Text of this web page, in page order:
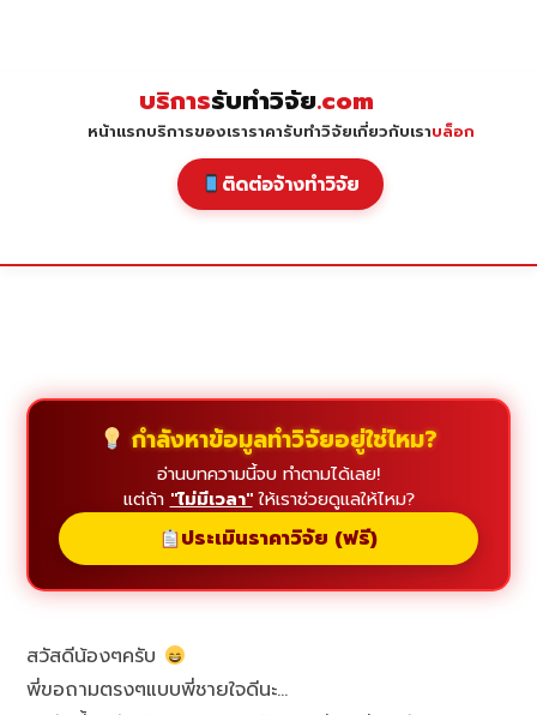
บริการรับทำวิจัย.com
หน้าแรกบริการของเราราคารับทำวิจัยเกี่ยวกับเราบล็อก
ติดต่อจ้างทำวิจัย
กำลังหาข้อมูลทำวิจัยอยู่ใช่ไหม?
อ่านบทความนี้จบ ทำตามได้เลย!
แต่ถ้า "ไม่มีเวลา"ให้เราช่วยดูแลให้ไหม?
ประเมินราคาวิจัย (ฟรี)
สวัสดีน้องๆครับ
พี่ขอถามตรงๆแบบพี่ชายใจดีนะ…